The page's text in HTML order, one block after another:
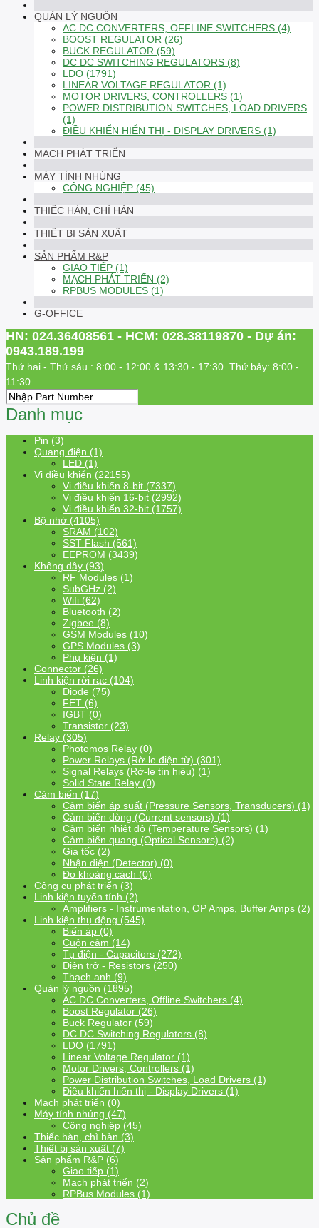
QUẢN LÝ NGUỒN
AC DC CONVERTERS, OFFLINE SWITCHERS (4)
BOOST REGULATOR (26)
BUCK REGULATOR (59)
DC DC SWITCHING REGULATORS (8)
LDO (1791)
LINEAR VOLTAGE REGULATOR (1)
MOTOR DRIVERS, CONTROLLERS (1)
POWER DISTRIBUTION SWITCHES, LOAD DRIVERS
(1)
ĐIỀU KHIỂN HIỂN THỊ - DISPLAY DRIVERS (1)
MẠCH PHÁT TRIỂN
MÁY TÍNH NHÚNG
CÔNG NGHIỆP (45)
THIẾC HÀN, CHÌ HÀN
THIẾT BỊ SẢN XUẤT
SẢN PHẨM R&P
GIAO TIẾP (1)
MẠCH PHÁT TRIỂN (2)
RPBUS MODULES (1)
G-OFFICE
HN: 024.36408561 - HCM: 028.38119870 - Dự án:
0943.189.199
Thứ hai - Thứ sáu : 8:00 - 12:00 & 13:30 - 17:30. Thứ bảy: 8:00 -
11:30
Danh mục
Pin (3)
Quang điện (1)
LED (1)
Vi điều khiển (22155)
Vi điều khiển 8-bit (7337)
Vi điều khiển 16-bit (2992)
Vi điều khiển 32-bit (1757)
Bộ nhớ (4105)
SRAM (102)
SST Flash (561)
EEPROM (3439)
Không dây (93)
RF Modules (1)
SubGHz (2)
Wifi (62)
Bluetooth (2)
Zigbee (8)
GSM Modules (10)
GPS Modules (3)
Phụ kiện (1)
Connector (26)
Linh kiện rời rạc (104)
Diode (75)
FET (6)
IGBT (0)
Transistor (23)
Relay (305)
Photomos Relay (0)
Power Relays (Rờ-le điện từ) (301)
Signal Relays (Rờ-le tín hiệu) (1)
Solid State Relay (0)
Cảm biến (17)
Cảm biến áp suất (Pressure Sensors, Transducers) (1)
Cảm biến dòng (Current sensors) (1)
Cảm biến nhiệt độ (Temperature Sensors) (1)
Cảm biến quang (Optical Sensors) (2)
Gia tốc (2)
Nhận diện (Detector) (0)
Đo khoảng cách (0)
Công cụ phát triển (3)
Linh kiện tuyến tính (2)
Amplifiers - Instrumentation, OP Amps, Buffer Amps (2)
Linh kiện thụ động (545)
Biến áp (0)
Cuộn cảm (14)
Tụ điện - Capacitors (272)
Điện trở - Resistors (250)
Thạch anh (9)
Quản lý nguồn (1895)
AC DC Converters, Offline Switchers (4)
Boost Regulator (26)
Buck Regulator (59)
DC DC Switching Regulators (8)
LDO (1791)
Linear Voltage Regulator (1)
Motor Drivers, Controllers (1)
Power Distribution Switches, Load Drivers (1)
Điều khiển hiển thị - Display Drivers (1)
Mạch phát triển (0)
Máy tính nhúng (47)
Công nghiệp (45)
Thiếc hàn, chì hàn (3)
Thiết bị sản xuất (7)
Sản phẩm R&P (6)
Giao tiếp (1)
Mạch phát triển (2)
RPBus Modules (1)
Chủ đề